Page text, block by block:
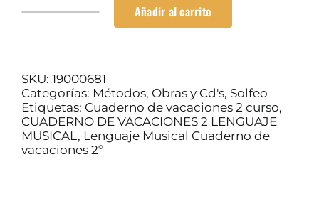
cantidad
Añadir al carrito
SKU: 19000681
Categorías: Métodos, Obras y Cd's, Solfeo
Etiquetas: Cuaderno de vacaciones 2 curso,
CUADERNO DE VACACIONES 2 LENGUAJE
MUSICAL, Lenguaje Musical Cuaderno de
vacaciones 2º